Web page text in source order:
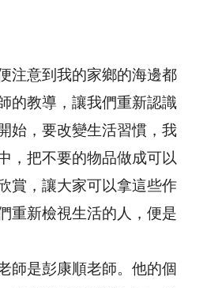
注意到我的家鄉的海邊都
的教導，讓我們重新認識
始，要改變生活習慣，我
，把不要的物品做成可以
賞，讓大家可以拿這些作
重新檢視生活的人，便是
師是彭康順老師。他的個